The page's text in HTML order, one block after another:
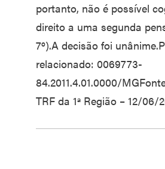
portanto, não é possível
direito a uma segunda
7º).A decisão foi
relacionado: 0069773-
84.2011.4.01.0000/
TRF da 1ª Região – 12/06/